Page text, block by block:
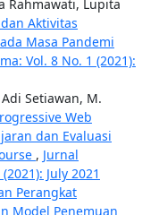
Rahmawati, Lupita
Aktivitas
Masa Pandemi
Vol. 8 No. 1 (2021):
Setiawan, M.
Web
dan Evaluasi
, Jurnal
July 2021
Perangkat
Model Penemuan